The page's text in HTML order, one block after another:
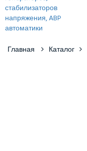
Главная Каталог